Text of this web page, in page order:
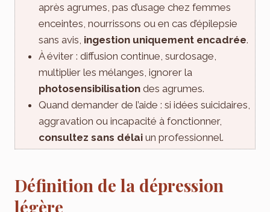
après agrumes, pas d’usage chez femmes
enceintes, nourrissons ou en cas d’épilepsie
sans avis, ingestion uniquement encadrée.
À éviter : diffusion continue, surdosage,
multiplier les mélanges, ignorer la
photosensibilisation des agrumes.
Quand demander de l’aide : si idées suicidaires,
aggravation ou incapacité à fonctionner,
consultez sans délai un professionnel.
Définition de la dépression
légère